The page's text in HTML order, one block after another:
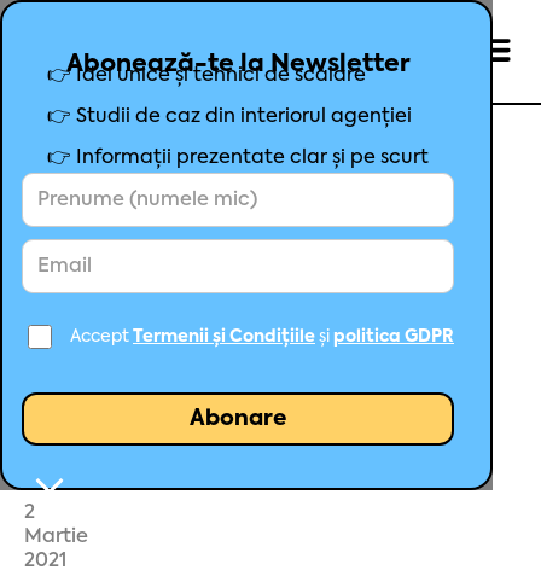
Abonează-te la Newsletter
👉 Idei unice și tehnici de scalare
👉 Studii de caz din interiorul agenției
👉 Informații prezentate clar și pe scurt
Accept Termenii și Condițiile și politica GDPR
Studiu de caz Google Ads:
Optimizare cont Google Ads
prin tehnica bid în cascadă
Fondator Maximize
2
Martie
2021